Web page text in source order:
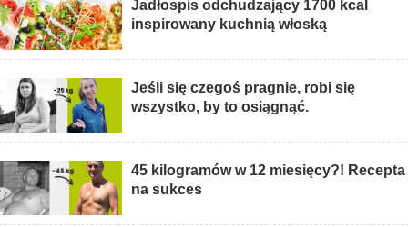
Jadłospis odchudzający 1700 kcal
inspirowany kuchnią włoską
Jeśli się czegoś pragnie, robi się
wszystko, by to osiągnąć.
45 kilogramów w 12 miesięcy?! Recepta
na sukces